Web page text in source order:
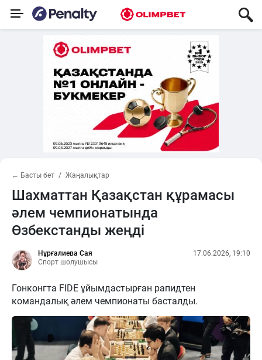
← Басты бет Жаңалықтар
Шахматтан Қазақстан құрамасы
әлем чемпионатында
Өзбекстанды жеңді
Нұрғалиева Сая
Спорт шолушысы
17.06.2026, 19:10
Гонконгта FIDE ұйымдастырған рапидтен
командалық әлем чемпионаты басталды.